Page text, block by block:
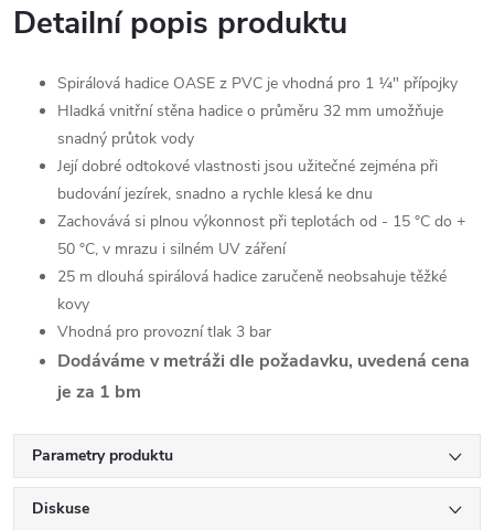
Detailní popis produktu
Spirálová hadice OASE z PVC je vhodná pro 1 ¼" přípojky
Hladká vnitřní stěna hadice o průměru 32 mm umožňuje
snadný průtok vody
Její dobré odtokové vlastnosti jsou užitečné zejména při
budování jezírek, snadno a rychle klesá ke dnu
Zachovává si plnou výkonnost při teplotách od - 15 °C do +
50 °C, v mrazu i silném UV záření
25 m dlouhá spirálová hadice zaručeně neobsahuje těžké
kovy
Vhodná pro provozní tlak 3 bar
Dodáváme v metráži dle požadavku, uvedená cena
je za 1 bm
Parametry produktu
Diskuse